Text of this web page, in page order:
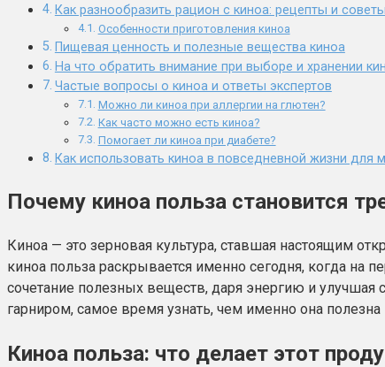
Как разнообразить рацион с киноа: рецепты и советы
Особенности приготовления киноа
Пищевая ценность и полезные вещества киноа
На что обратить внимание при выборе и хранении
Частые вопросы о киноа и ответы экспертов
Можно ли киноа при аллергии на глютен?
Как часто можно есть киноа?
Помогает ли киноа при диабете?
Как использовать киноа в повседневной жизни для
Почему киноа польза становится
Киноа — это зерновая культура, ставшая настоящим
киноа польза раскрывается именно сегодня, когда на
сочетание полезных веществ, даря энергию и
гарниром, самое время узнать, чем именно она
Киноа польза: что делает этот